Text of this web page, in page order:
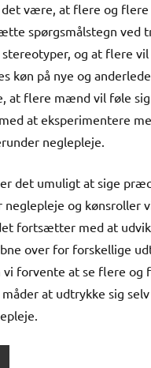
det være, at flere og flere
spørgsmålstegn ved
stereotyper, og at flere
køn på nye og
at flere mænd vil føle
at eksperimentere
neglepleje.
det umuligt at sige
og kønsroller
fortsætter med at
over for forskellige
forvente at se flere og
at udtrykke sig